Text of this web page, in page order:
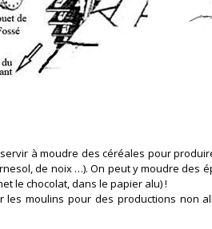
à moudre des céréales pour
de noix …). On peut y moudre des
le chocolat, dans le papier alu) !
les moulins pour des productions non